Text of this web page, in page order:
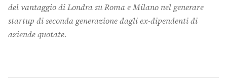
Indice
About
Cerca
del vantaggio di Londra su Roma e Milano nel generare
startup di seconda generazione dagli ex-dipendenti di
aziende quotate.